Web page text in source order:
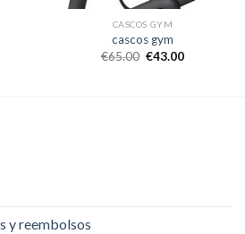
CASCOS GYM
cascos gym
€65.00 €43.00
y reembolsos